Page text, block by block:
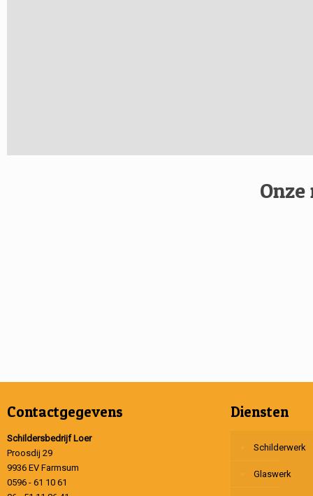
Contactgegevens
Schildersbedrijf Loer
Proosdij 29
9936 EV Farmsum
0596 - 61 10 61
Diensten
Schilderwerk
Glaswerk